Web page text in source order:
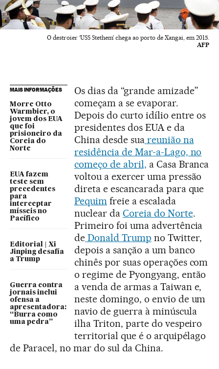
O destroier ‘USS Stethem’ chega ao porto de Xangai, em 2015.
AFP
MAIS INFORMAÇÕES
Morre Otto
Warmbier, o
jovem dos EUA
que foi
prisioneiro da
Coreia do
Norte
EUA fazem
teste sem
precedentes
para
interceptar
mísseis no
Pacífico
Editorial | Xi
Jinping desafía
a Trump
Guerra contra
jornais inclui
ofensa a
apresentadora:
“Burra como
uma pedra”
Os dias da “grande amizade”
começam a se evaporar.
Depois do curto idílio entre os
presidentes dos EUA e da
China desde suareunião na
residência de Mar-a-Lago, no
começo de abril, a Casa Branca
voltou a exercer uma pressão
direta e escancarada para que
Pequim freie a escalada
nuclear da Coreia do Norte.
Primeiro foi uma advertência
deDonald Trump no Twitter,
depois a sanção a um banco
chinês por suas operações com
o regime de Pyongyang, então
a venda de armas a Taiwan e,
neste domingo, o envio de um
navio de guerra à minúscula
ilha Triton, parte do vespeiro
territorial que é o arquipélago
de Paracel, no mar do sul da China.